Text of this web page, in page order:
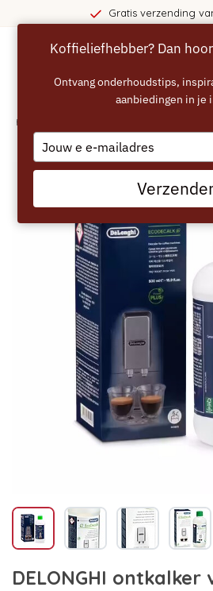
verzending vanaf 40 euro
Home
DELONGHI ontkalker
Koffieliefhebber? Dan
Ontvang onderhoudstips,
aanbiedingen in je
Type
your
email